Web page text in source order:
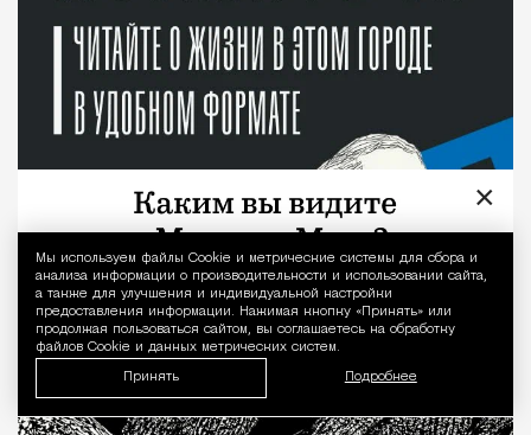
Уведомление
Мы используем файлы Сookie и метрические системы для сбора и
анализа информации о производительности и использовании сайта,
а также для улучшения и индивидуальной настройки
предоставления информации. Нажимая кнопку «Принять» или
продолжая пользоваться сайтом, вы соглашаетесь на обработку
файлов Cookie и данных метрических систем.
Принять Подробнее
×